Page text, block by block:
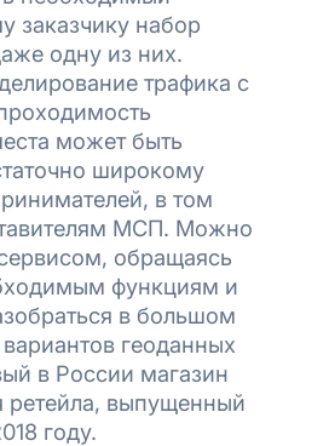
заказчику набор
одну из них.
трафика с
может быть
широкому
в том
МСП. Можно
обращаясь
функциям и
в большом
геоданных
в России магазин
ретейла, выпущенный
году.